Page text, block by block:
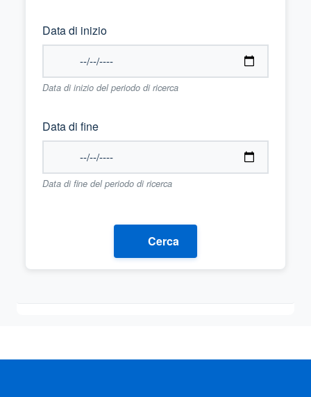
Data di inizio
Data di inizio del periodo di ricerca
Data di fine
Data di fine del periodo di ricerca
Cerca